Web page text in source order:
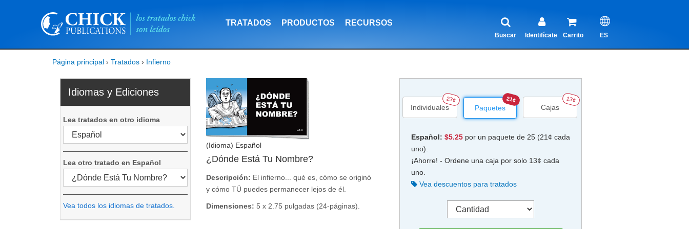
TRATADOS PRODUCTOS RECURSOS
Buscar Identifícate Carrito ES
Página principal › Tratados › Infierno
Idiomas y Ediciones
Lea tratados en otro idioma
Lea otro tratado en Español
Vea todos los idiomas de tratados.
(Idioma) Español
¿Dónde Está Tu Nombre?
Descripción: El infierno... qué es, cómo se originó
y cómo TÚ puedes permanecer lejos de él.
Dimensiones: 5 x 2.75 pulgadas (24-páginas).
Individuales
23¢
Paquetes
21¢
Cajas
13¢
Español: $5.25 por un paquete de 25 (21¢ cada
uno).
¡Ahorre! - Ordene una caja por solo 13¢ cada
uno.
Vea descuentos para tratados